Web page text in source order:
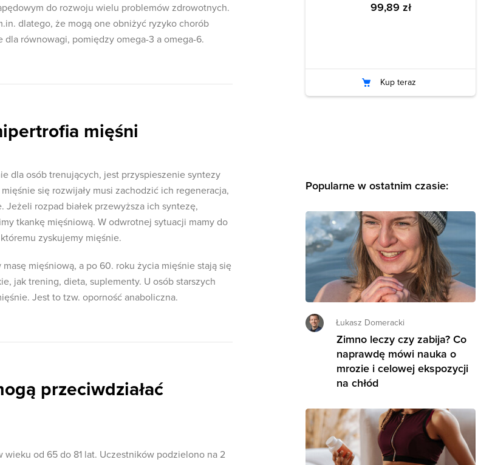
do rozwoju wielu problemów zdrowotnych.
dlatego, że mogą one obniżyć ryzyko chorób
dla równowagi, pomiędzy omega-3 a omega-6.
mięśni
dla osób trenujących, jest przyspieszenie syntezy
się rozwijały musi zachodzić ich regeneracja,
Jeżeli rozpad białek przewyższa ich syntezę,
tkankę mięśniową. W odwrotnej sytuacji mamy do
zyskujemy mięśnie.
mięśniową, a po 60. roku życia mięśnie stają się
jak trening, dieta, suplementy. U osób starszych
Jest to tzw. oporność anaboliczna.
przeciwdziałać
od 65 do 81 lat. Uczestników podzielono na 2
99,89 zł
Kup teraz
Popularne w ostatnim czasie:
Łukasz Domeracki
Zimno leczy czy zabija? Co
naprawdę mówi nauka o
mrozie i celowej ekspozycji
na chłód